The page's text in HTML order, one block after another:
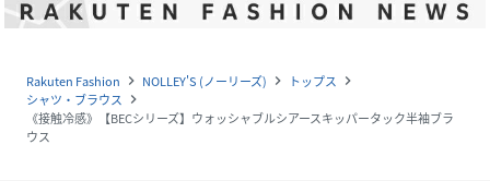
Rakuten Fashion navigate_next NOLLEY'S (ノーリーズ) navigate_next トップス navigate_next
シャツ・ブラウス navigate_next
《接触冷感》【BECシリーズ】ウォッシャブルシアースキッパータック半袖ブラ
ウス